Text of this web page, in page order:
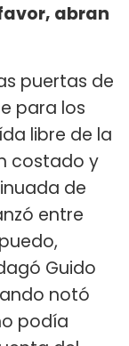
abran
puertas de
para los
libre de la
costado y
de
entre
Guido
notó
podía